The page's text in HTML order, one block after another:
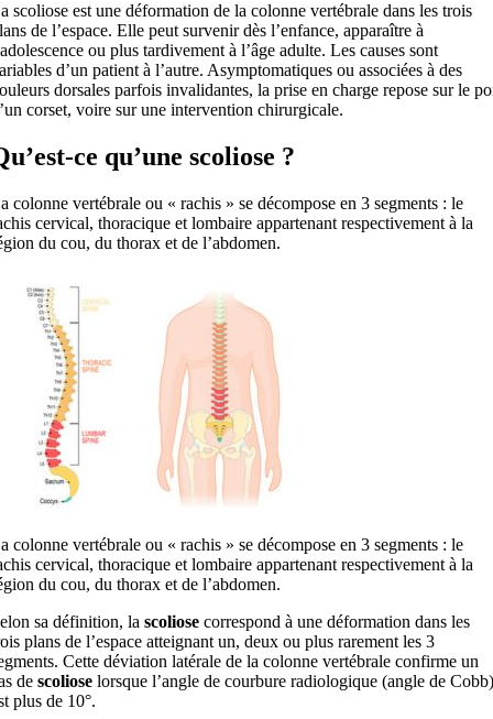
scoliose est une déformation de la colonne vertébrale dans les trois
de l’espace. Elle peut survenir dès l’enfance, apparaître à
ou plus tardivement à l’âge adulte. Les causes sont
d’un patient à l’autre. Asymptomatiques ou associées à des
dorsales parfois invalidantes, la prise en charge repose sur le
corset, voire sur une intervention chirurgicale.
ce qu’une scoliose ?
colonne vertébrale ou « rachis » se décompose en 3 segments : le
cervical, thoracique et lombaire appartenant respectivement à la
du cou, du thorax et de l’abdomen.
colonne vertébrale ou « rachis » se décompose en 3 segments : le
cervical, thoracique et lombaire appartenant respectivement à la
du cou, du thorax et de l’abdomen.
sa définition, la scoliosecorrespond à une déformation dans les
plans de l’espace atteignant un, deux ou plus rarement les 3
Cette déviation latérale de la colonne vertébrale confirme un
de scolioselorsque l’angle de courbure radiologique (angle de Cobb)
plus de 10°.